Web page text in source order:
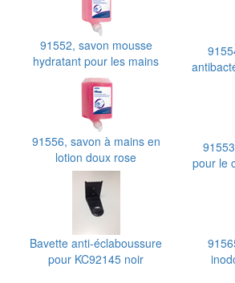
91552, savon mousse
hydratant pour les mains
91556, savon à mains en
lotion doux rose
pour le
Bavette anti-éclaboussure
pour KC92145 noir